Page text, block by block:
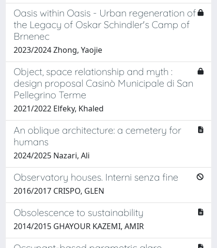
Oasis within Oasis - Urban regeneration of
the Legacy of Oskar Schindler's Camp of
Brnenec
2023/2024 Zhong, Yaojie
Object, space relationship and myth :
design proposal Casinò Municipale di San
Pellegrino Terme
2021/2022 Elfeky, Khaled
An oblique architecture: a cemetery for
humans
2024/2025 Nazari, Ali
Observatory houses. Interni senza fine
2016/2017 CRISPO, GLEN
Obsolescence to sustainability
2014/2015 GHAYOUR KAZEMI, AMIR